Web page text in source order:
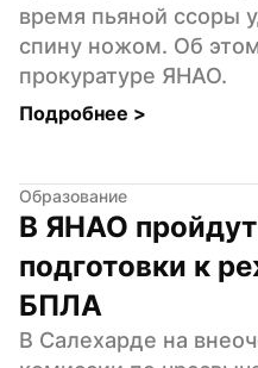
время пьяной ссоры
спину ножом. Об
прокуратуре ЯНАО.
Подробнее >
Образование
В ЯНАО
подготовки к
БПЛА
В Салехарде на